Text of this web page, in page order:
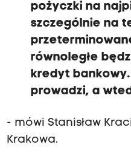
pożyczki na
szczególnie na
równoległe
kredyt
prowadzi, a
- mówi Stanisław
Krakowa.